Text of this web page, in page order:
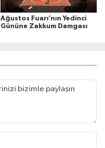
Ağustos Fuarı’nın Yedinci
Gününe Zakkum Damgası